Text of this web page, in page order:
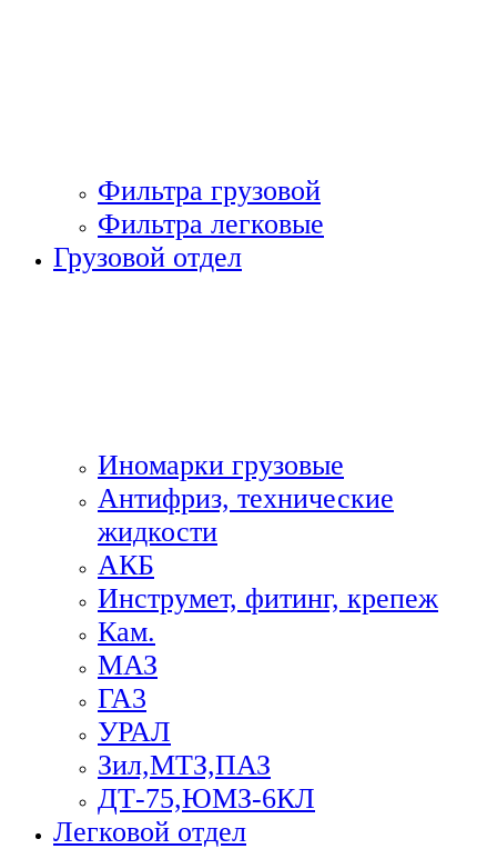
Фильтра грузовой
Фильтра легковые
Грузовой отдел
Иномарки грузовые
Антифриз, технические
жидкости
АКБ
Инструмет, фитинг, крепеж
Кам.
МАЗ
ГА3
УРАЛ
Зил,МТЗ,ПАЗ
ДТ-75,ЮМЗ-6КЛ
Легковой отдел